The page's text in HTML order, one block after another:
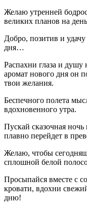
Желаю утренней
великих планов на
Добро, позитив и
дня…
Распахни глаза и душу
аромат нового дня он
твои желания.
Беспечного полета
вдохновенного утра.
Пускай сказочная ночь
плавно перейдет в
Желаю, чтобы
сплошной белой
Просыпайся вместе с
кровати, вдохни
дню!